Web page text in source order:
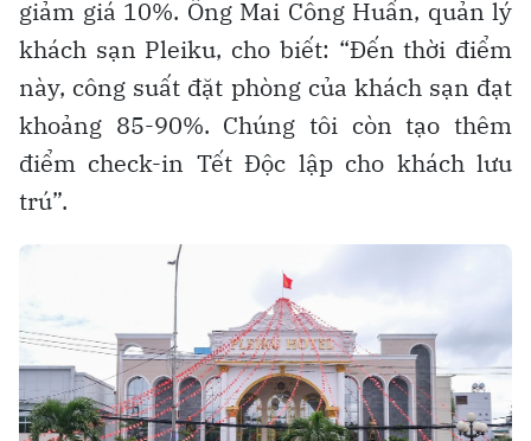
giảm giá 10%. Ông Mai Công Huấn, quản lý
khách sạn Pleiku, cho biết: “Đến thời điểm
này, công suất đặt phòng của khách sạn đạt
khoảng 85-90%. Chúng tôi còn tạo thêm
điểm check-in Tết Độc lập cho khách lưu
trú”.